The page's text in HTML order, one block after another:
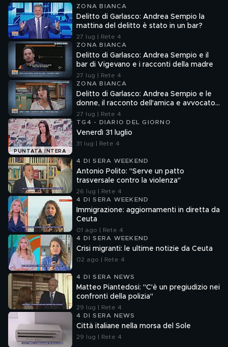
ZONA BIANCA
Delitto di Garlasco: Andrea Sempio la
mattina del delitto è stato in un bar?
27 lug | Rete 4
ZONA BIANCA
Delitto di Garlasco: Andrea Sempio e il
bar di Vigevano e i racconti della madre
27 lug | Rete 4
ZONA BIANCA
Delitto di Garlasco: Andrea Sempio e le
donne, il racconto dell'amica e avvocato
Angela Taccia
27 lug | Rete 4
PUNTATA INTERA
TG4 - DIARIO DEL GIORNO
Venerdì 31 luglio
31 lug | Rete 4
4 DI SERA WEEKEND
Antonio Polito: "Serve un patto
trasversale contro la violenza"
26 lug | Rete 4
4 DI SERA WEEKEND
Immigrazione: aggiornamenti in diretta da
Ceuta
01 ago | Rete 4
4 DI SERA WEEKEND
Crisi migranti: le ultime notizie da Ceuta
02 ago | Rete 4
4 DI SERA NEWS
Matteo Piantedosi: "C'è un pregiudizio nei
confronti della polizia"
29 lug | Rete 4
4 DI SERA NEWS
Città italiane nella morsa del Sole
29 lug | Rete 4